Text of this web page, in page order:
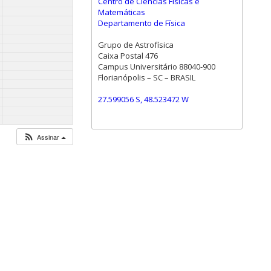
Assinar
Matemáticas
Departamento de Física
Grupo de Astrofísica
Caixa Postal 476
Campus Universitário 88040-900
Florianópolis – SC – BRASIL
27.599056 S, 48.523472 W